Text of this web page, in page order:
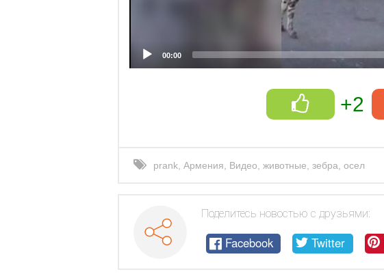
00:00
+2
prank Армения Видео животные зебра осел
Поделитесь новостью с друзьями:
Facebook Twitter